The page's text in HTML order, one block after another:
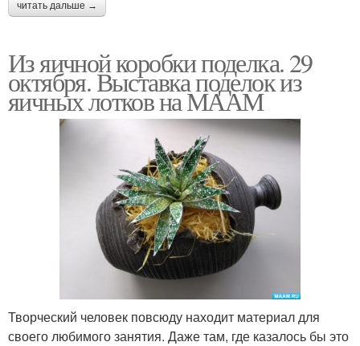
читать дальше →
Из яичной коробки поделка. 29
октября. Выставка поделок из
яичных лотков на МААМ
Творческий человек повсюду находит материал для
своего любимого занятия. Даже там, где казалось бы это